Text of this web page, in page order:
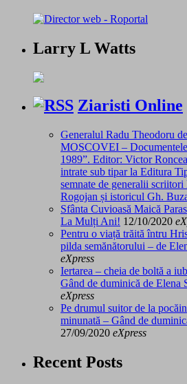
Larry L Watts
Ziaristi Online
Generalul Radu Theodoru
MOSCOVEI –
1989”. Editor: Victor
intrate sub tipar la Editura
semnate de generalii
Rogojan și istoricul Gh.
Sfânta Cuvioasă Maică
La Mulți Ani! 12/10/2020
Pentru o viață trăită întru
pilda semănătorului – de
eXpress
Iertarea – cheia de boltă a
Gând de duminică de Elena
eXpress
Pe drumul suitor de la
minunată – Gând de
27/09/2020 eXpress
Recent Posts